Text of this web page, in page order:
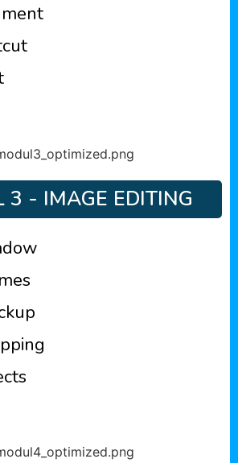
3 - IMAGE EDITING